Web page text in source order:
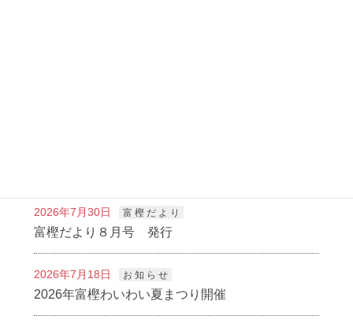
2026年7月30日 富 樫 だ よ り
富樫だより８月号 発行
2026年7月18日 お 知 ら せ
2026年富樫わいわい夏まつり開催